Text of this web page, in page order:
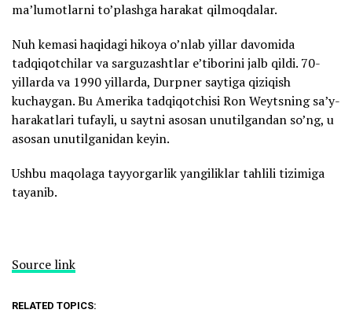
ma’lumotlarni to’plashga harakat qilmoqdalar.
Nuh kemasi haqidagi hikoya o’nlab yillar davomida
tadqiqotchilar va sarguzashtlar e’tiborini jalb qildi. 70-
yillarda va 1990 yillarda, Durpner saytiga qiziqish
kuchaygan. Bu Amerika tadqiqotchisi Ron Weytsning sa’y-
harakatlari tufayli, u saytni asosan unutilgandan so’ng, u
asosan unutilganidan keyin.
Ushbu maqolaga tayyorgarlik yangiliklar tahlili tizimiga
tayanib.
Source link
RELATED TOPICS: